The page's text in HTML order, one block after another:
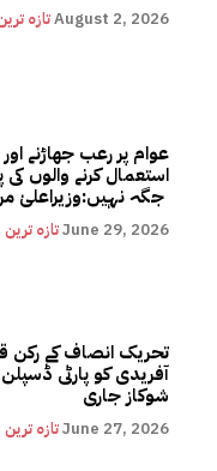
تازہAugust 2, 2026
عوام پر رعب جھاڑنے اور
استعمال کرنے والوں
تازہ ترینJune 29, 2026
تحریک انصاف کے رکن
آفریدی کو پارٹی
شوکاز جاری
تازہ ترینJune 27, 2026